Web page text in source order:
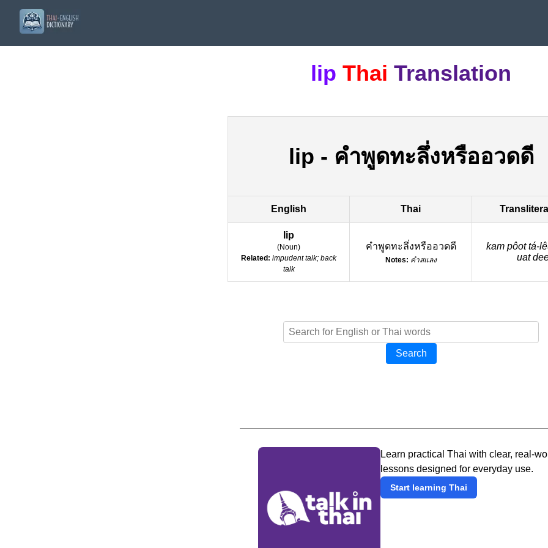
lip Thai Translation
lip - คำพูดทะลึ่งหรืออวดดี
English Thai
lip
(Noun)
Related: impudent talk; back
talk
คำพูดทะลึ่งหรืออวดดี
Notes: คำสแลง
kam pôot tá-
uat
Search
Learn practical Thai with clear, real-
lessons designed for everyday use.
Start learning Thai